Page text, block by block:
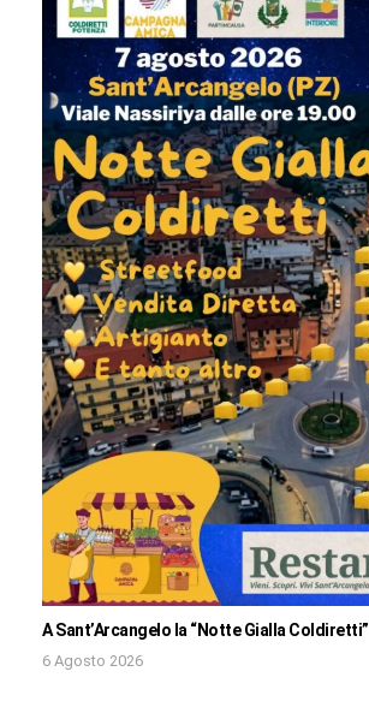
A Sant’Arcangelo la “Notte Gialla Coldiretti”
6 Agosto 2026